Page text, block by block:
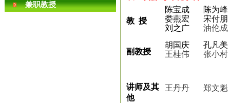
兼职教授
教 授
陈宝成
陈为峰
娄燕宏
宋付朋
刘之广
油伦成
副教授
胡国庆
孔凡美
王桂伟
张小村
讲师及其
他
王丹丹 郑文魁